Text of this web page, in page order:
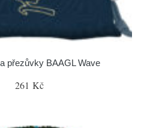
přezůvky BAAGL Wave
261 Kč